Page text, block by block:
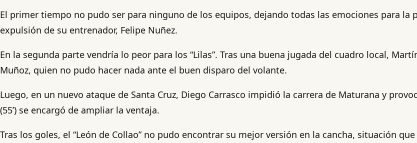
El primer tiempo no pudo ser para ninguno de los equipos, dejando todas las emociones para la
expulsión de su entrenador, Felipe Nuñez.
En la segunda parte vendría lo peor para los “Lilas”. Tras una buena jugada del cuadro local,
Muñoz, quien no pudo hacer nada ante el buen disparo del volante.
Luego, en un nuevo ataque de Santa Cruz, Diego Carrasco impidió la carrera de Maturana y
(55’) se encargó de ampliar la ventaja.
Tras los goles, el “León de Collao” no pudo encontrar su mejor versión en la cancha, situación